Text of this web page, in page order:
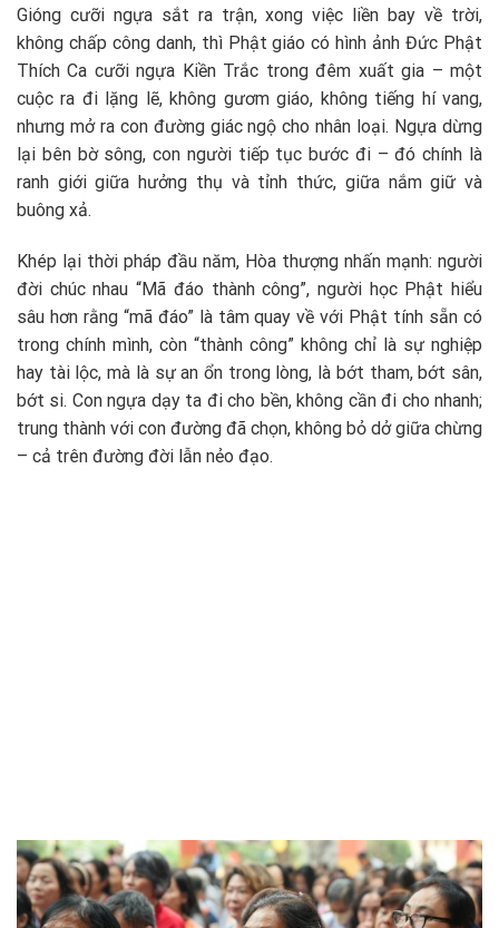
Gióng cưỡi ngựa sắt ra trận, xong việc liền bay về trời,
không chấp công danh, thì Phật giáo có hình ảnh Đức Phật
Thích Ca cưỡi ngựa Kiền Trắc trong đêm xuất gia – một
cuộc ra đi lặng lẽ, không gươm giáo, không tiếng hí vang,
nhưng mở ra con đường giác ngộ cho nhân loại. Ngựa dừng
lại bên bờ sông, con người tiếp tục bước đi – đó chính là
ranh giới giữa hưởng thụ và tỉnh thức, giữa nắm giữ và
buông xả.
Khép lại thời pháp đầu năm, Hòa thượng nhấn mạnh: người
đời chúc nhau “Mã đáo thành công”, người học Phật hiểu
sâu hơn rằng “mã đáo” là tâm quay về với Phật tính sẵn có
trong chính mình, còn “thành công” không chỉ là sự nghiệp
hay tài lộc, mà là sự an ổn trong lòng, là bớt tham, bớt sân,
bớt si. Con ngựa dạy ta đi cho bền, không cần đi cho nhanh;
trung thành với con đường đã chọn, không bỏ dở giữa chừng
– cả trên đường đời lẫn nẻo đạo.